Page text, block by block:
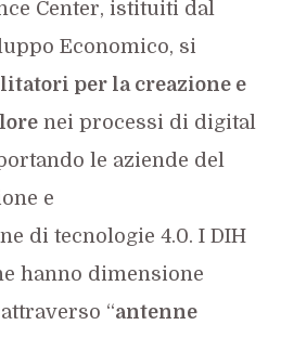
Center, istituiti dal
Economico, si
per la creazione e
nei processi di digital
le aziende del
e
di tecnologie 4.0. I DIH
hanno dimensione
“antenne